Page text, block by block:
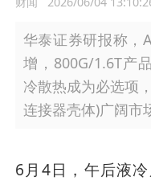
华泰证券研报称，
增，800G/1.6T产
冷散热成为必选项
连接器壳体)广阔市
6月4日，午后液